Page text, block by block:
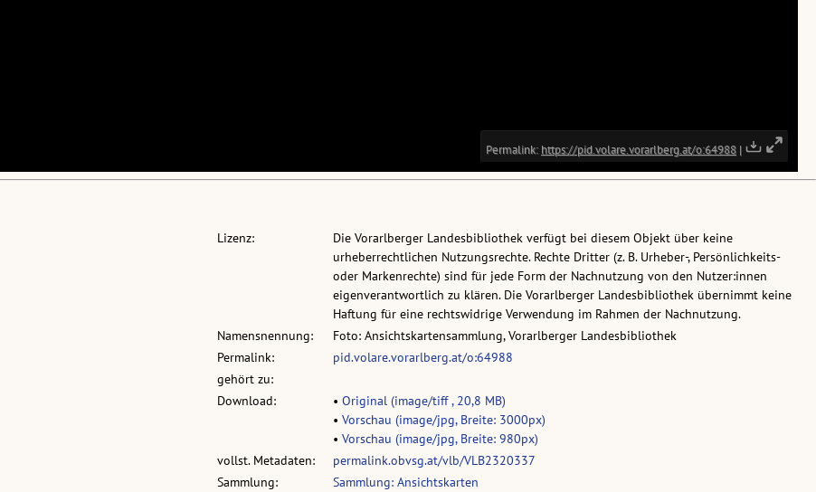
Lizenz:
Die Vorarlberger Landesbibliothek verfügt bei diesem Objekt über keine
urheberrechtlichen Nutzungsrechte. Rechte Dritter (z. B. Urheber-, Persönlichkeits-
oder Markenrechte) sind für jede Form der Nachnutzung von den Nutzer:innen
eigenverantwortlich zu klären. Die Vorarlberger Landesbibliothek übernimmt keine
Haftung für eine rechtswidrige Verwendung im Rahmen der Nachnutzung.
Namensnennung:
Foto: Ansichtskartensammlung, Vorarlberger Landesbibliothek
Permalink:
pid.volare.vorarlberg.at/o:64988
gehört zu:
Download:
• Original (image/tiff , 20,8 MB)
• Vorschau (image/jpg, Breite: 3000px)
• Vorschau (image/jpg, Breite: 980px)
vollst. Metadaten:
permalink.obvsg.at/vlb/VLB2320337
Sammlung:
Sammlung: Ansichtskarten